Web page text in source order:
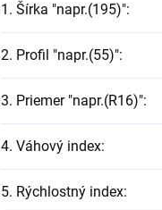
1. Šírka "napr.(195)":
2. Profil "napr.(55)":
3. Priemer "napr.(R16)":
4. Váhový index:
5. Rýchlostný index: